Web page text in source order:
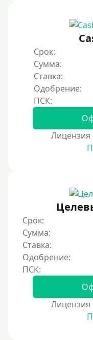
Срок:
Сумма:
Ставка:
Одобрение:
Лицензия
Срок:
Сумма:
Ставка:
Одобрение:
Лицензия